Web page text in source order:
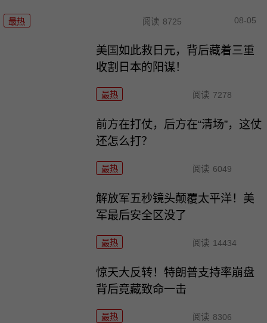
最热 阅读 8725 08-05
美国如此救日元，背后藏着三重
收割日本的阳谋！
最热 阅读 7278
前方在打仗，后方在“清场”，这仗
还怎么打？
最热 阅读 6049
解放军五秒镜头颠覆太平洋！美
军最后安全区没了
最热 阅读 14434
惊天大反转！特朗普支持率崩盘
背后竟藏致命一击
最热 阅读 8306